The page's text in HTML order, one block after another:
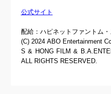
公式サイト
配給：ハピネットファントム
(C) 2024 ABO Entertainment
S & HONG FILM &
ALL RIGHTS RESERVED.